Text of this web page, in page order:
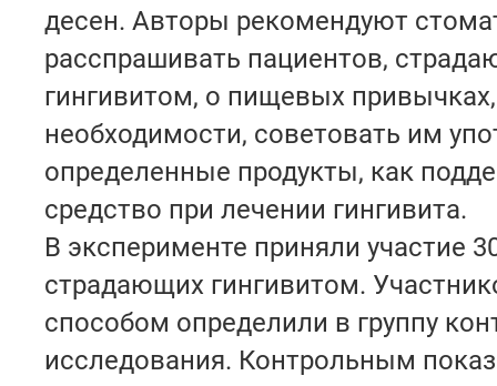
десен. Авторы рекомендуют
расспрашивать пациентов,
гингивитом, о пищевых
необходимости, советовать им
определенные продукты, как
средство при лечении гингивита.
В эксперименте приняли участие
страдающих гингивитом.
способом определили в группу
исследования. Контрольным